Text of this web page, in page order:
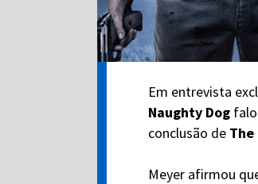
Em entrevista
Naughty Dog
conclusão de The
Meyer afirmou